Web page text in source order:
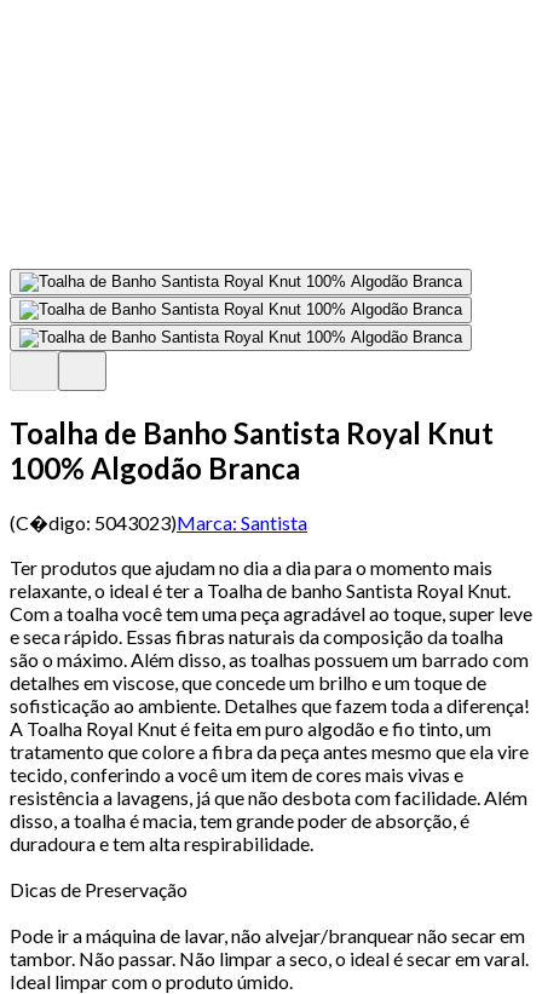
Toalha de Banho Santista Royal Knut
100% Algodão Branca
(C�digo: 5043023)Marca: Santista
Ter produtos que ajudam no dia a dia para o momento mais
relaxante, o ideal é ter a Toalha de banho Santista Royal Knut.
Com a toalha você tem uma peça agradável ao toque, super leve
e seca rápido. Essas fibras naturais da composição da toalha
são o máximo. Além disso, as toalhas possuem um barrado com
detalhes em viscose, que concede um brilho e um toque de
sofisticação ao ambiente. Detalhes que fazem toda a diferença!
A Toalha Royal Knut é feita em puro algodão e fio tinto, um
tratamento que colore a fibra da peça antes mesmo que ela vire
tecido, conferindo a você um item de cores mais vivas e
resistência a lavagens, já que não desbota com facilidade. Além
disso, a toalha é macia, tem grande poder de absorção, é
duradoura e tem alta respirabilidade.
Dicas de Preservação
Pode ir a máquina de lavar, não alvejar/branquear não secar em
tambor. Não passar. Não limpar a seco, o ideal é secar em varal.
Ideal limpar com o produto úmido.